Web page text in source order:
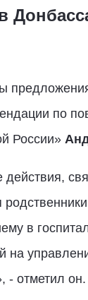
по
России»
действия,
в
на
- отметил он.